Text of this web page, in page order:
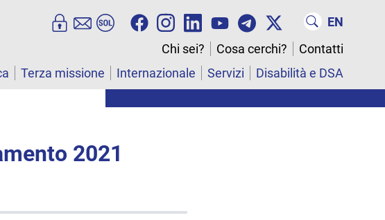
EN
Chi sei?
Cosa cerchi?
Contatti
Terza missione Internazionale Servizi Disabilità e DSA
2021